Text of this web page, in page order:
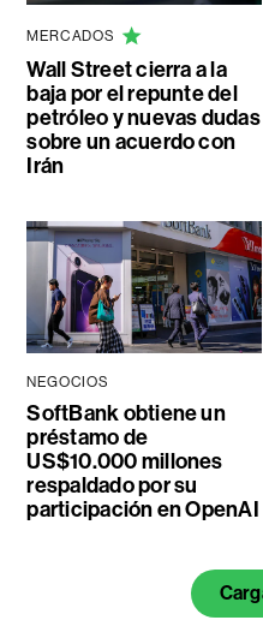
MERCADOS
Wall Street cierra a la
baja por el repunte del
petróleo y nuevas dudas
sobre un acuerdo con
Irán
NEGOCIOS
SoftBank obtiene un
préstamo de
US$10.000 millones
respaldado por su
participación en OpenAI